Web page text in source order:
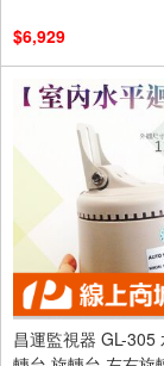
$6,929
昌運監視器 GL-305